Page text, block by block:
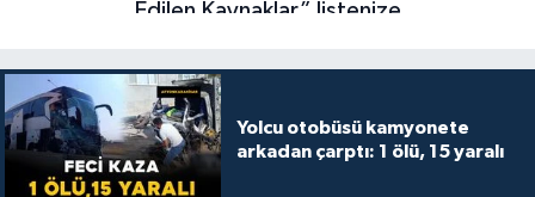
Yolcu otobüsü kamyonete
arkadan çarptı: 1 ölü, 15 yaralı